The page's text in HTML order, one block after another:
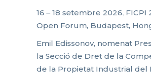
16 – 18 setembre 2026, FICPI
Open Forum, Budapest,
Emil Edissonov, nomenat
la Secció de Dret de la
de la Propietat Industrial del